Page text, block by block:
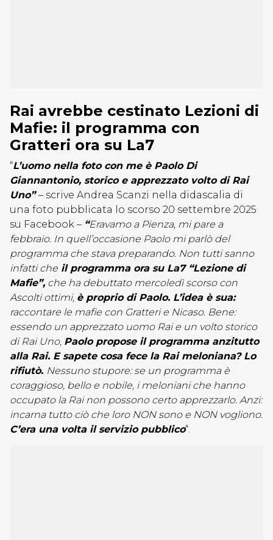
Rai avrebbe cestinato Lezioni di
Mafie: il programma con
Gratteri ora su La7
“L’uomo nella foto con me è Paolo Di
Giannantonio, storico e apprezzato volto di Rai
Uno”– scrive Andrea Scanzi nella didascalia di
una foto pubblicata lo scorso 20 settembre 2025
su Facebook – “Eravamo a Pienza, mi pare a
febbraio. In quell’occasione Paolo mi parlò del
programma che stava preparando. Non tutti sanno
infatti che il programma ora su La7 “Lezione di
Mafie”, che ha debuttato mercoledì scorso con
Ascolti ottimi, è proprio di Paolo. L’idea è sua:
raccontare le mafie con Gratteri e Nicaso. Bene:
essendo un apprezzato uomo Rai e un volto storico
di Rai Uno, Paolo propose il programma anzitutto
alla Rai. E sapete cosa fece la Rai meloniana? Lo
rifiutò. Nessuno stupore: se un programma è
coraggioso, bello e nobile, i meloniani che hanno
occupato la Rai non possono certo apprezzarlo. Anzi:
incarna tutto ciò che loro NON sono e NON vogliono.
C’era una volta il servizio pubblico“.